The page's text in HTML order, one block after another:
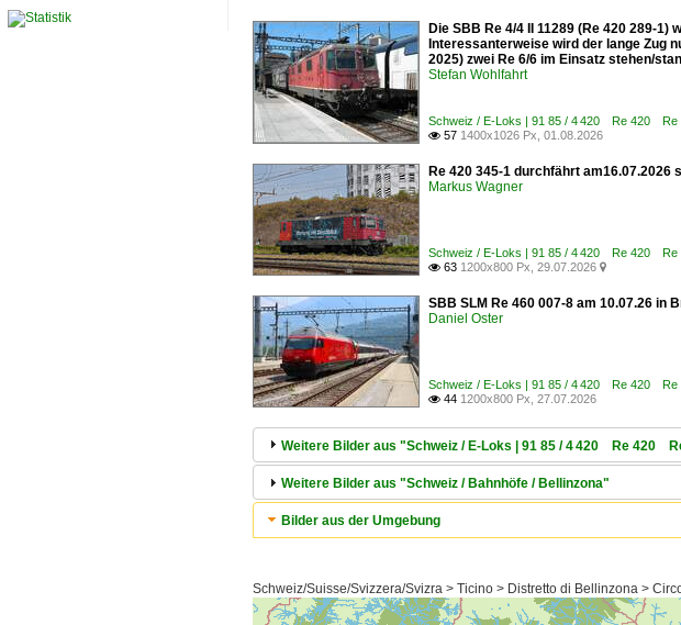
Die SBB Re 4/4 II 11289 (Re 420 289-
Interessanterweise wird der lange Zug
2025) zwei Re 6/6 im Einsatz stehen/
Stefan Wohlfahrt
Schweiz / E-Loks | 91 85 / 4 420 Re 420 Re
 57 1400x1026 Px, 01.08.2026
Re 420 345-1 durchfährt am16.07.2026
Markus Wagner
Schweiz / E-Loks | 91 85 / 4 420 Re 420 Re
 63 1200x800 Px, 29.07.2026 
SBB SLM Re 460 007-8 am 10.07.26
Daniel Oster
Schweiz / E-Loks | 91 85 / 4 420 Re 420 Re
 44 1200x800 Px, 27.07.2026
Weitere Bilder aus "Schweiz / E-Loks | 91 85 / 4 420 Re 420
Weitere Bilder aus "Schweiz / Bahnhöfe / Bellinzona"
Bilder aus der Umgebung
Schweiz/Suisse/Svizzera/Svizra > Ticino > Distretto di Bellinzona >